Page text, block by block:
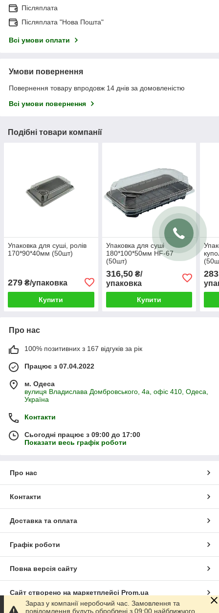
Післяплата
Післяплата "Нова Пошта"
Всі умови оплати
Умови повернення
Повернення товару впродовж 14 днів за домовленістю
Всі умови повернення
Подібні товари компанії
Упаковка для суші, ролів
170*90*40мм (50шт)
279 ₴/упаковка
Купити
Упаковка для суші
180*100*50мм HF-67
(50шт)
316,50₴/
упаковка
Купити
Про нас
100% позитивних з 167 відгуків за рік
Працює з 07.04.2022
м. Одеса
вулиця Владислава Домбровського, 4а, офіс 410, Одеса,
Україна
Контакти
Сьогодні працює з 09:00 до 17:00
Показати весь графік роботи
Про нас
Контакти
Доставка та оплата
Графік роботи
Повна версія сайту
Сайт створено на маркетплейсі Prom.ua
Зараз у компанії неробочий час. Замовлення та
повідомлення будуть оброблені з 09:00 найближчого